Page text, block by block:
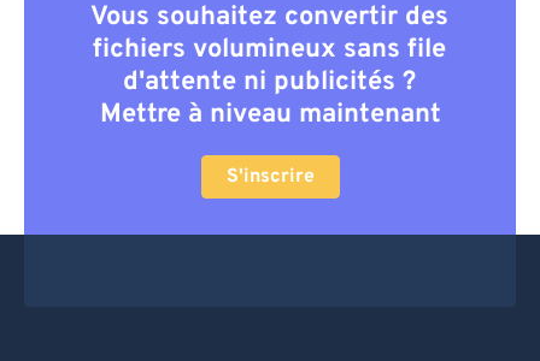
Vous souhaitez convertir des
fichiers volumineux sans file
d'attente ni publicités ?
Mettre à niveau maintenant
S'inscrire